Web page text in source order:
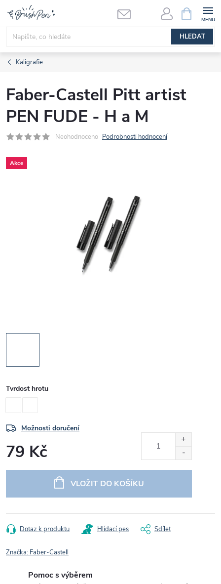
obsah
HLEDAT
NÁKUPNÍ
KOŠÍK
Kaligrafie
Faber-Castell Pitt artist
PEN FUDE - H a M
Neohodnoceno Podrobnosti hodnocení
Akce
Tvrdost hrotu
Možnosti doručení
79 Kč
VLOŽIT DO KOŠÍKU
Dotaz k produktu Hlídací pes Sdílet
Značka: Faber-Castell
Pomoc s výběrem